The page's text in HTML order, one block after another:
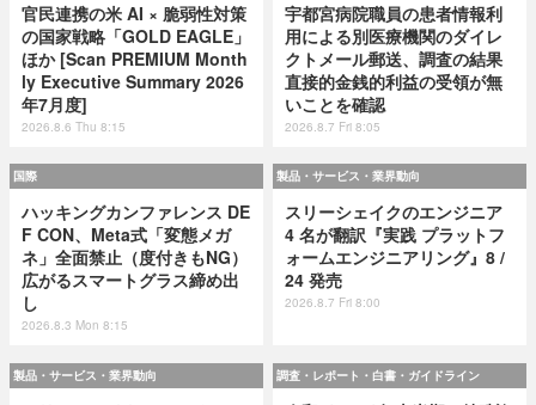
官民連携の米 AI × 脆弱性対策
の国家戦略「GOLD EAGLE」
ほか [Scan PREMIUM Month
ly Executive Summary 2026
年7月度]
2026.8.6 Thu 8:15
宇都宮病院職員の患者情報利
用による別医療機関のダイレ
クトメール郵送、調査の結果
直接的金銭的利益の受領が無
いことを確認
2026.8.7 Fri 8:05
国際
ハッキングカンファレンス DE
F CON、Meta式「変態メガ
ネ」全面禁止（度付きもNG）
広がるスマートグラス締め出
し
2026.8.3 Mon 8:15
製品・サービス・業界動向
スリーシェイクのエンジニア
4 名が翻訳『実践 プラットフ
ォームエンジニアリング』8 /
24 発売
2026.8.7 Fri 8:00
製品・サービス・業界動向 調査・レポート・白書・ガイドライン